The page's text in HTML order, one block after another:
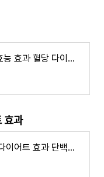
스테비아 당뇨 관리, 효능 효과 혈당 다이어트 부작용 먹는 방법
효과
퀴노아 밥 효능, 당뇨 다이어트 효과 단백질 함량 먹는 방법 부작용